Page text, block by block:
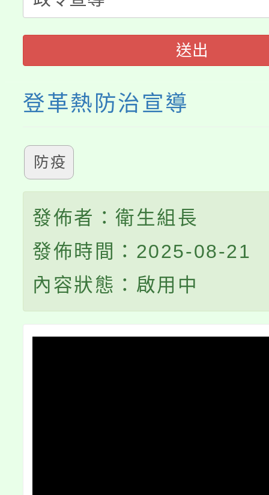
代理(課)教師甄選結果(
公告本校115學年度第
代理(課)教師甄選結果(
轉知中國文化大學推廣
《TA101》溝通分析基
程，歡迎學生輔導中心
系所師生報名參加。
送出
登革熱防治宣導
防疫
發佈者：衛生組長
發佈時間：2025-08-21
內容狀態：啟用中